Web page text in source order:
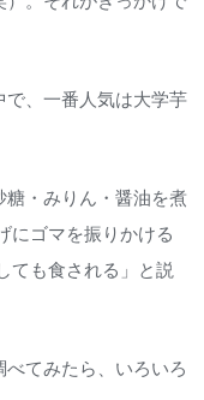
で、一番人気は大学芋
糖・みりん・醤油を煮
にゴマを振りかける
ても食される」と説
てみたら、いろいろ